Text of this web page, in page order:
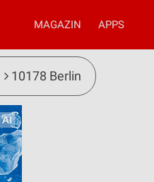
MAGAZIN APPS
10178 Berlin